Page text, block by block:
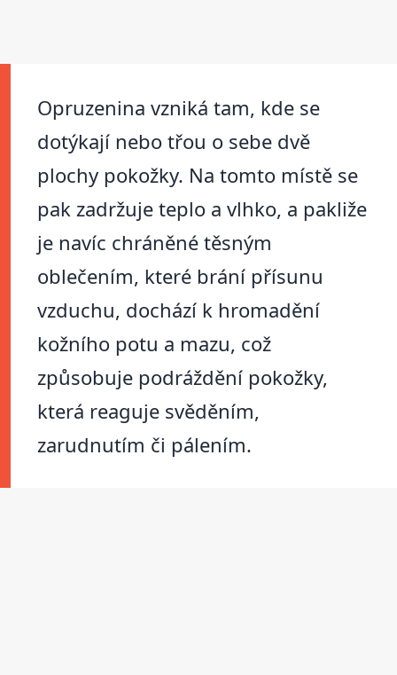
Opruzenina vzniká tam, kde se
dotýkají nebo třou o sebe dvě
plochy pokožky. Na tomto místě se
pak zadržuje teplo a vlhko, a pakliže
je navíc chráněné těsným
oblečením, které brání přísunu
vzduchu, dochází k hromadění
kožního potu a mazu, což
způsobuje podráždění pokožky,
která reaguje svěděním,
zarudnutím či pálením.